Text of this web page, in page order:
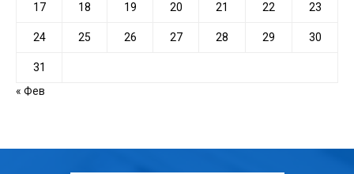
17 18 19 20 21 22 23
24 25 26 27 28 29 30
31
« Фев